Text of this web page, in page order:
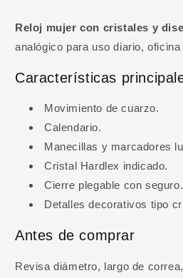
Reloj mujer con cristales y
analógico para uso diario,
Características
Movimiento de cuarzo.
Calendario.
Manecillas y marcadores
Cristal Hardlex indicado.
Cierre plegable con seguro.
Detalles decorativos tipo
Antes de comprar
Revisa diámetro, largo de
Regístrate y
descuento en
Ingresa tu correo para
descuento en tu primera
ofertas y